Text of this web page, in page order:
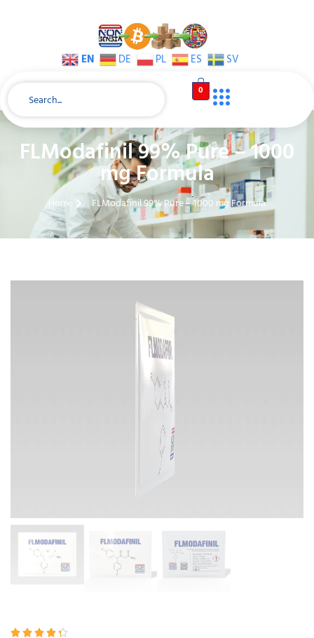
EN DE PL ES SV
0
FLModafinil 99% Pure – 1000
mg Formula
Home FLModafinil 99% Pure – 1000 mg Formula
    